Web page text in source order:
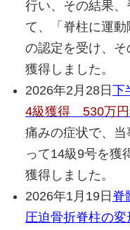
行い、その結果
て、「脊柱に運
の認定を受け、
獲得しました。
2026年2月28日下
4級獲得 530万円
痛みの症状で、
って14級9号を獲
獲得しました。
2026年1月19日 脊
圧迫骨折脊柱の変